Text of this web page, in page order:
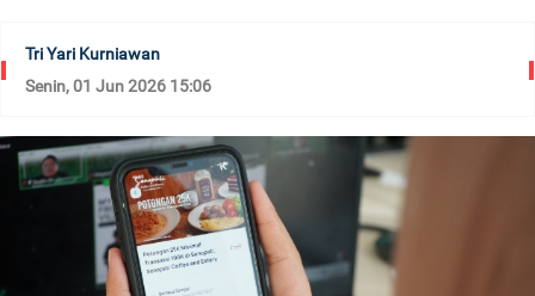
Tri Yari Kurniawan
Senin, 01 Jun 2026 15:06